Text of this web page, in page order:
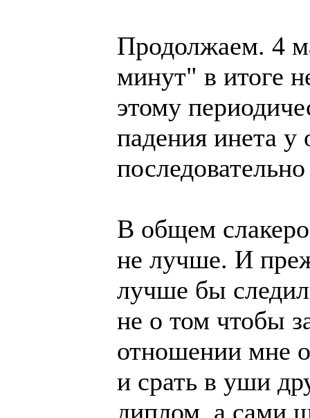
Продолжаем. 4
минут" в итоге
этому
падения инета у
В общем
не лучше. И
лучше бы
не о том чтобы
отношении мне
и срать в уши
диплом, а сами